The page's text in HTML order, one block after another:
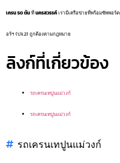
เครน 50 ตันที่นครสวรรค์เรามีเครือข่ายที่พร้อมซัพพอร์
อร์ฯ (ปจ.2) ถูกต้องตามกฎหมาย
ลิงก์ที่เกี่ยวข้อง
รถเครนเทปูนแม่วงก์
รถเครนเทปูนแม่วงก์
รถเครนเทปูนแม่วงก์